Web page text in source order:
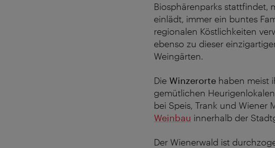
Biosphärenparks stattfindet,
einlädt, immer ein buntes
regionalen Köstlichkeiten
ebenso zu dieser
Weingärten.
Die Winzerorte haben meist
gemütlichen
bei Speis, Trank und Wiener
Weinbau innerhalb der
Der Wienerwald ist